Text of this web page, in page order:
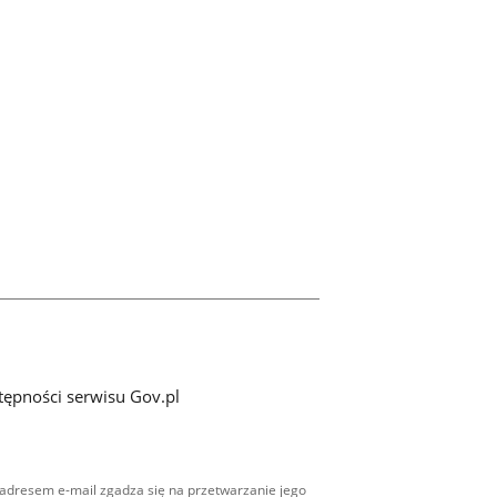
serwisu Gov.pl
e-mail zgadza się na przetwarzanie jego